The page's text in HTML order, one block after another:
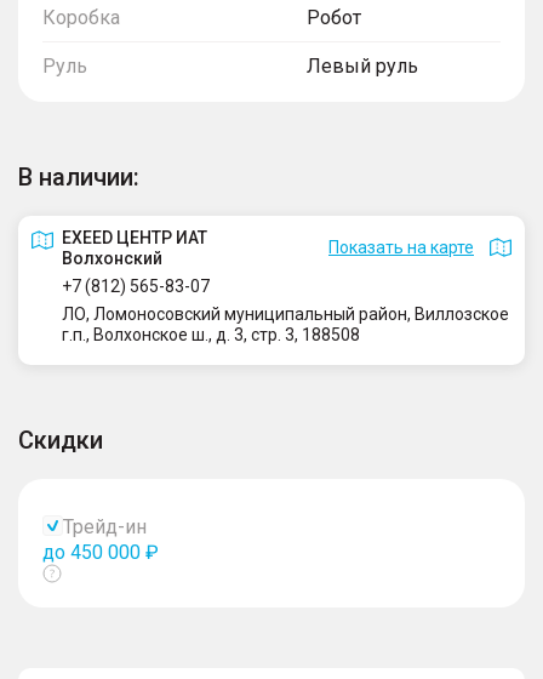
Коробка Робот
Руль Левый руль
В наличии:
EXEED ЦЕНТР ИАТ
Волхонский
Показать на карте
+7 (812) 565-83-07
ЛО, Ломоносовский муниципальный район, Виллозское
г.п., Волхонское ш., д. 3, стр. 3, 188508
Скидки
Трейд-ин
до 450 000 ₽
Показать